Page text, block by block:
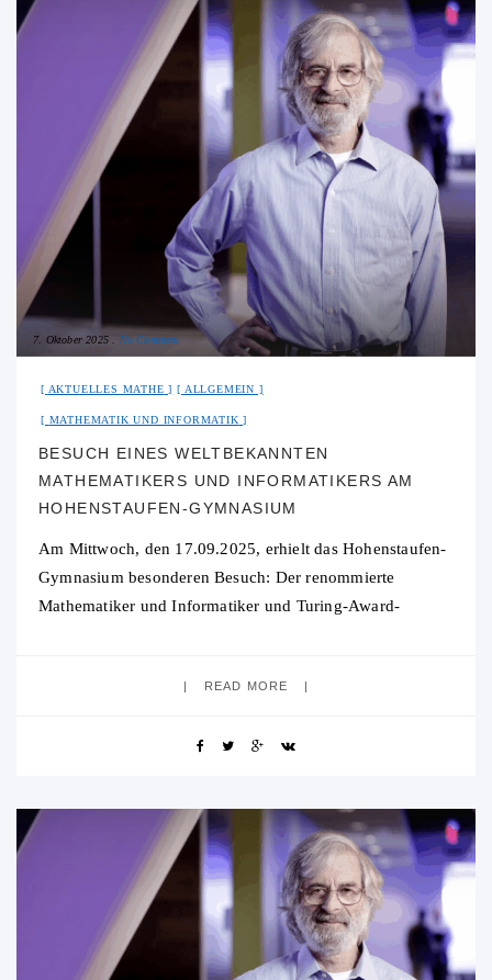
7. Oktober 2025 No Comment
AKTUELLES MATHE ALLGEMEIN
MATHEMATIK UND INFORMATIK
BESUCH EINES WELTBEKANNTEN
MATHEMATIKERS UND INFORMATIKERS AM
HOHENSTAUFEN-GYMNASIUM
Am Mittwoch, den 17.09.2025, erhielt das Hohenstaufen-
Gymnasium besonderen Besuch: Der renommierte
Mathematiker und Informatiker und Turing-Award-
READ MORE